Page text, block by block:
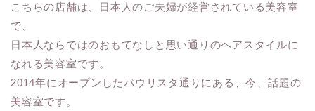
こちらの店舗は、日本人のご夫婦が経営されている美容室
で、
日本人ならではのおもてなしと思い通りのヘアスタイルに
なれる美容室です。
2014年にオープンしたパウリスタ通りにある、今、話題の
美容室です。